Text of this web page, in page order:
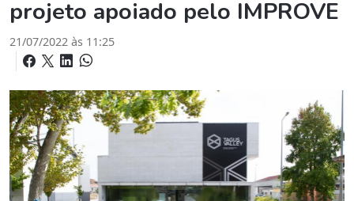
projeto apoiado pelo IMPROVE
21/07/2022 às 11:25